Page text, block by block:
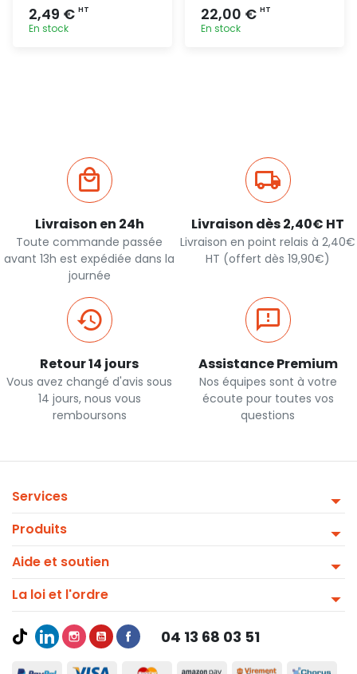
2,49 € HT
En stock
22,00 € HT
En stock
Livraison en 24h
Toute commande passée
avant 13h est expédiée dans la
journée
Livraison dès 2,40€ HT
Livraison en point relais à 2,40€
HT (offert dès 19,90€)
Retour 14 jours
Vous avez changé d'avis sous
14 jours, nous vous
remboursons
Assistance Premium
Nos équipes sont à votre
écoute pour toutes vos
questions
Services
Produits
Aide et soutien
La loi et l'ordre
04 13 68 03 51